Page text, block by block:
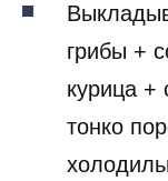
грибы +
курица +
тонко